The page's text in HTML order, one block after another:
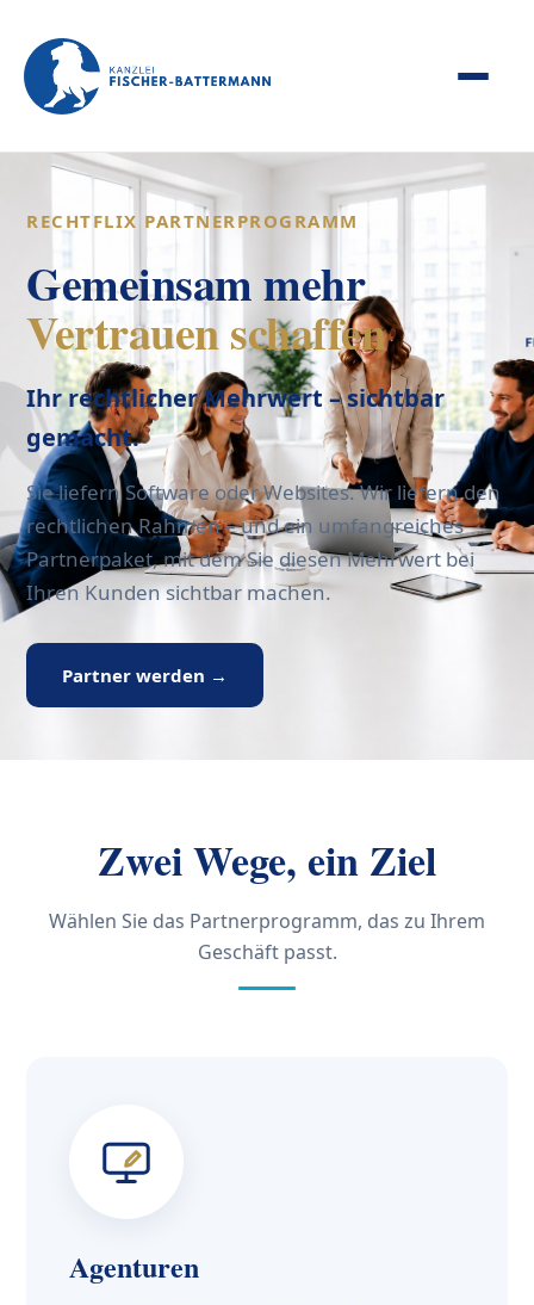
RECHTFLIX PARTNERPROGRAMM
Gemeinsam mehr
Vertrauen schaffen
Ihr rechtlicher Mehrwert – sichtbar
gemacht.
Sie liefern Software oder Websites. Wir liefern den
rechtlichen Rahmen – und ein umfangreiches
Partnerpaket, mit dem Sie diesen Mehrwert bei
Ihren Kunden sichtbar machen.
Partner werden →
Zwei Wege, ein Ziel
Wählen Sie das Partnerprogramm, das zu Ihrem
Geschäft passt.
Agenturen